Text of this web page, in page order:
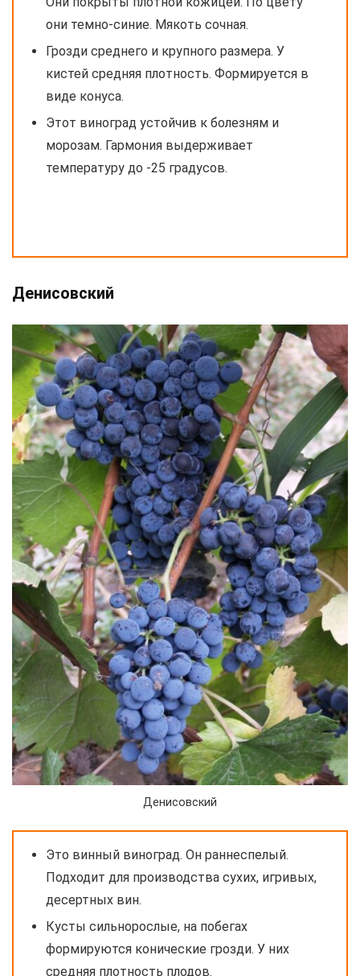
они темно-синие. Мякоть сочная.
Грозди среднего и крупного размера. У
кистей средняя плотность. Формируется в
виде конуса.
Этот виноград устойчив к болезням и
морозам. Гармония выдерживает
температуру до -25 градусов.
Денисовский
Денисовский
Это винный виноград. Он раннеспелый.
Подходит для производства сухих, игривых,
десертных вин.
Кусты сильнорослые, на побегах
формируются конические грозди. У них
средняя плотность плодов.